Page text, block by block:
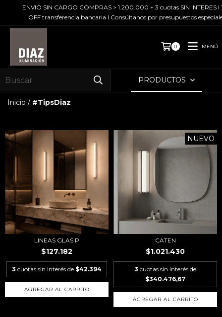
ENVIO SIN CARGO COMPRAS > 1.200.000 + 3 cuotas SIN INTERES I
OFF transferencia bancaria I Consúltanos por presupuestos
0 MENÚ
PRODUCTOS
Inicio / #TipsDiaz
LINEAS GLAS P
$127.182
3 cuotas sin interés de $42.394
AGREGAR AL CARRITO
NUEVO
CATEN
$1.021.430
3 cuotas sin interés de
$340.476,67